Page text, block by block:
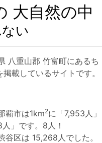
大自然の中
い
八重山郡 竹富町にあるち
載しているサイトです。
覇市は1km2に「7,953人」
」です。8人！
区は 15,268人でした。